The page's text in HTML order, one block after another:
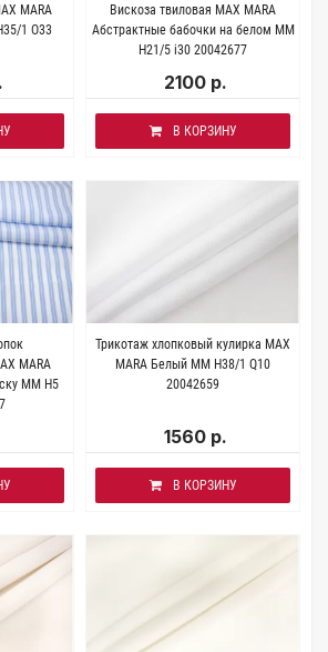
MARA
1 O33
Вискоза твиловая MAX MARA
Абстрактные бабочки на белом MM
H21/5 i30 20042677
2100 р.
В КОРЗИНУ
MARA
MM Н5
Трикотаж хлопковый кулирка MAX
MARA Белый MM H38/1 Q10
20042659
1560 р.
В КОРЗИНУ